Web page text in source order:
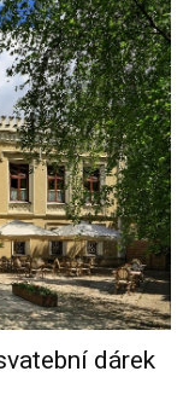
dárek